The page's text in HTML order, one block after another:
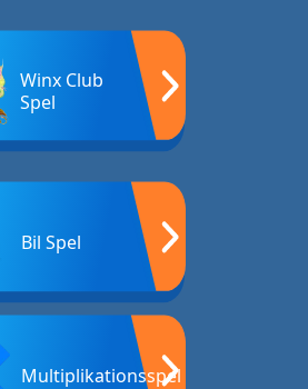
Winx Club
Spel
Bil Spel
Multiplikationsspel